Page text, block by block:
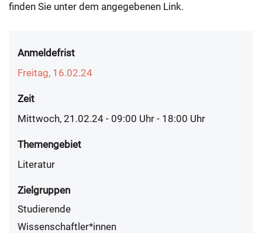
finden Sie unter dem angegebenen Link.
Anmeldefrist
Freitag, 16.02.24
Zeit
Mittwoch, 21.02.24 - 09:00 Uhr - 18:00 Uhr
Themengebiet
Literatur
Zielgruppen
Studierende
Wissenschaftler*innen